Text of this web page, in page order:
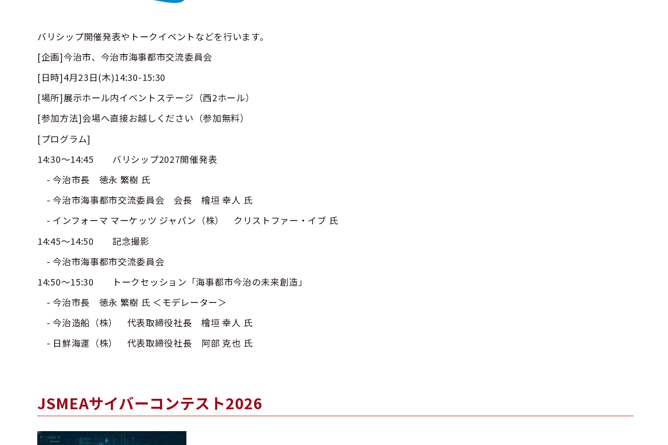
バリシップ開催発表やトークイベントなどを行います。
[企画]今治市、今治市海事都市交流委員会
[日時]4月23日(木)14:30-15:30
[場所]展示ホール内イベントステージ（西2ホール）
[参加方法]会場へ直接お越しください（参加無料）
[プログラム]​
14:30～14:45 バリシップ2027開催発表​
- 今治市長 徳永 繁樹 氏
- 今治市海事都市交流委員会 会長 檜垣 幸人 氏​
- インフォーマ マーケッツ ジャパン（株） クリストファー・イブ 氏​
14:45～14:50 記念撮影​
- 今治市海事都市交流委員会
14:50～15:30 トークセッション「海事都市今治の未来創造」
- 今治市長 徳永 繁樹 氏 ＜モデレーター＞
- 今治造船（株） 代表取締役社長 檜垣 幸人 氏​
- 日鮮海運（株） 代表取締役社長 阿部 克也 氏​
JSMEAサイバーコンテスト2026